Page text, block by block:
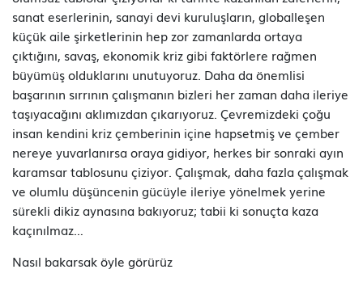
sanat eserlerinin, sanayi devi kuruluşların, globalleşen
küçük aile şirketlerinin hep zor zamanlarda ortaya
çıktığını, savaş, ekonomik kriz gibi faktörlere rağmen
büyümüş olduklarını unutuyoruz. Daha da önemlisi
başarının sırrının çalışmanın bizleri her zaman daha ileriye
taşıyacağını aklımızdan çıkarıyoruz. Çevremizdeki çoğu
insan kendini kriz çemberinin içine hapsetmiş ve çember
nereye yuvarlanırsa oraya gidiyor, herkes bir sonraki ayın
karamsar tablosunu çiziyor. Çalışmak, daha fazla çalışmak
ve olumlu düşüncenin gücüyle ileriye yönelmek yerine
sürekli dikiz aynasına bakıyoruz; tabii ki sonuçta kaza
kaçınılmaz…
Nasıl bakarsak öyle görürüz